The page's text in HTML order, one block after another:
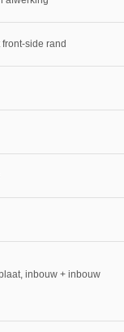
side rand
inbouw + inbouw